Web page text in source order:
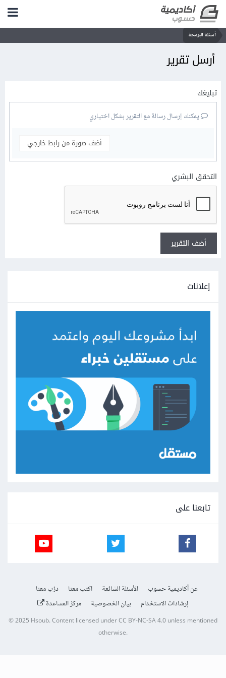
أسئلة البرمجة
أرسل تقرير
تبليغك
يمكنك إرسال رسالة مع التقرير بشكل اختياري
أضف صورة من رابط خارجي
التحقق البشري
أضف التقرير
إعلانات
تابعنا على
عن أكاديمية حسوب الأسئلة الشائعة اكتب معنا
درّب معنا
إرشادات الاستخدام
بيان الخصوصية مركز المساعدة
© 2025 Hsoub.Content licensed underCC BY-NC-SA 4.0unless mentioned
otherwise.